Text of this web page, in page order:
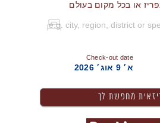
או בכל מקום בעולם
Check-out date
א׳ 9 אוג׳ 2026